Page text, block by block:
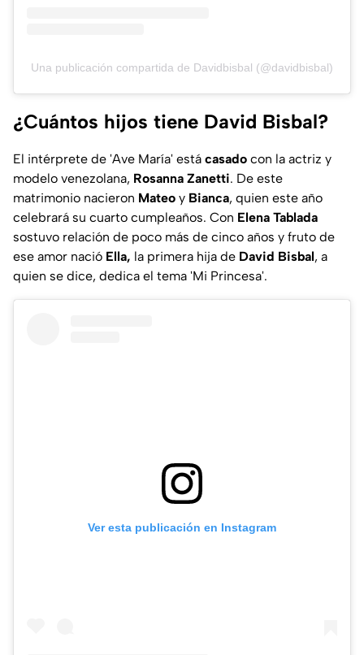
Una publicación compartida de Davidbisbal (@davidbisbal)
¿Cuántos hijos tiene David Bisbal?
El intérprete de 'Ave María' está casado con la actriz y
modelo venezolana, Rosanna Zanetti. De este
matrimonio nacieron Mateo y Bianca, quien este año
celebrará su cuarto cumpleaños. Con Elena Tablada
sostuvo relación de poco más de cinco años y fruto de
ese amor nació Ella, la primera hija de David Bisbal, a
quien se dice, dedica el tema 'Mi Princesa'.
Ver esta publicación en Instagram